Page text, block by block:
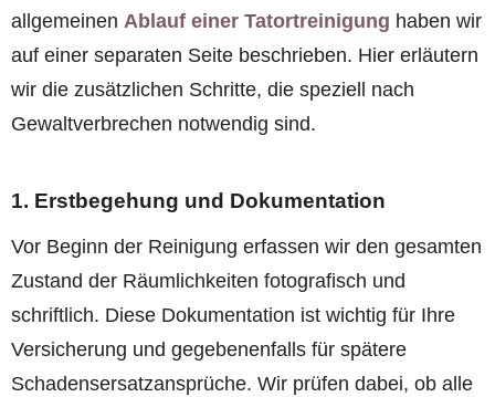
allgemeinen Ablauf einer Tatortreinigung haben wir
auf einer separaten Seite beschrieben. Hier erläutern
wir die zusätzlichen Schritte, die speziell nach
Gewaltverbrechen notwendig sind.
1. Erstbegehung und Dokumentation
Vor Beginn der Reinigung erfassen wir den gesamten
Zustand der Räumlichkeiten fotografisch und
schriftlich. Diese Dokumentation ist wichtig für Ihre
Versicherung und gegebenenfalls für spätere
Schadensersatzansprüche. Wir prüfen dabei, ob alle